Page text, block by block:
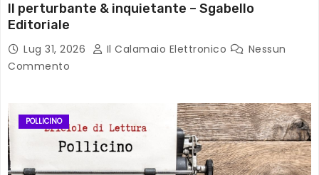
Il perturbante & inquietante – Sgabello
Editoriale
Lug 31, 2026 Il Calamaio Elettronico
Nessun
Commento
POLLICINO